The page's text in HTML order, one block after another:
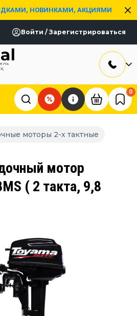
НОВИНКАМИ, АКЦИЯМИ
Войти / Зарегистрироваться
0
моторы 2-х тактные
мотор
( 2 такта, 9,8